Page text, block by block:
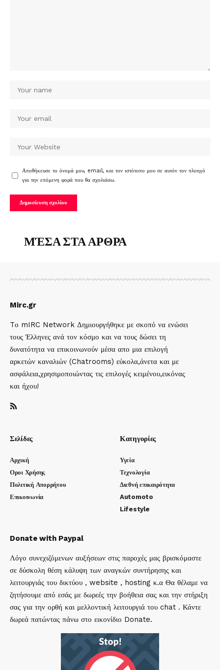
Αποθήκευσε το όνομά μου, email, και τον ιστότοπο μου σε αυτόν τον πλοηγό
για την επόμενη φορά που θα σχολιάσω.
ΜΈΣΑ ΣΤΑ ΑΡΘΡΑ
Mirc.gr
Tο mIRC Network Δημιουργήθηκε με σκοπό να ενώσει
τους Έλληνες ανά τον κόσμο και να τους δώσει τη
δυνατότητα να επικοινωνούν μέσα απο μια επιλογή
αρκετών καναλιών (Chatrooms) εύκολα,άνετα και με
ασφάλεια,χρησιμοποιώντας τις επιλογές κειμένου,εικόνας
και ήχου!
Σελίδες
Αρχική
Οροι Χρήσης
Πολιτική Απορρήτου
Επικοινωνία
Κατηγορίες
Υγεία
Τεχνολογία
Διεθνή επικαιρότητα
Automoto
Lifestyle
Donate with Paypal
Λόγο συνεχιζόμενων αυξήσεων στις παροχές μας βρισκόμαστε
σε δύσκολη θέση κάλυψη των αναγκών συντήρησης και
λειτουργιάς του δικτύου , website , hosting κ.α Θα θέλαμε να
ζητήσουμε από εσάς με δωρεές την βοήθεια σας και την στήριξη
σας για την ορθή και μελλοντική λειτουργιά του chat . Κάντε
δωρεά πατώντας πάνω στο εικονίδιο Donate.